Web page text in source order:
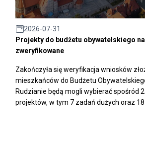
2026-07-31
Projekty do budżetu obywatelskiego
zweryfikowane
Zakończyła się weryfikacja wniosków
mieszkańców do Budżetu
Rudzianie będą mogli wybierać spośród
projektów, w tym 7 zadań dużych oraz 18